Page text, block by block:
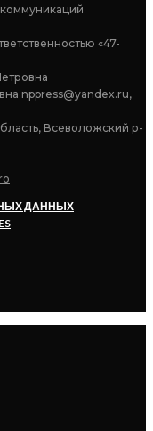
«47-
nppress@yandex.ru,
Всеволожский р-
ДАННЫХ